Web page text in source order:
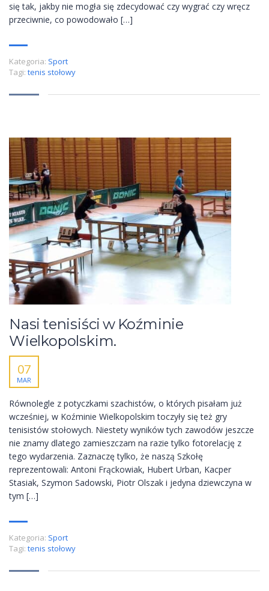
się tak, jakby nie mogła się zdecydować czy wygrać czy wręcz
przeciwnie, co powodowało […]
Kategoria: Sport
Tagi: tenis stołowy
Nasi tenisiści w Koźminie
Wielkopolskim.
07
MAR
Równolegle z potyczkami szachistów, o których pisałam już
wcześniej, w Koźminie Wielkopolskim toczyły się też gry
tenisistów stołowych. Niestety wyników tych zawodów jeszcze
nie znamy dlatego zamieszczam na razie tylko fotorelację z
tego wydarzenia. Zaznaczę tylko, że naszą Szkołę
reprezentowali: Antoni Frąckowiak, Hubert Urban, Kacper
Stasiak, Szymon Sadowski, Piotr Olszak i jedyna dziewczyna w
tym […]
Kategoria: Sport
Tagi: tenis stołowy